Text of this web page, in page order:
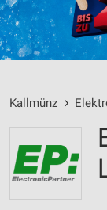
Kallmünz